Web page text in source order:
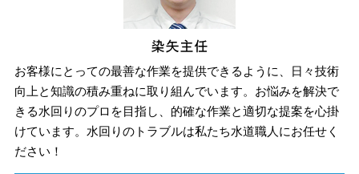
お客様にとっての最善な作業を提供できるように、日々技術
向上と知識の積み重ねに取り組んでいます。お悩みを解決で
きる水回りのプロを目指し、的確な作業と適切な提案を心掛
けています。水回りのトラブルは私たち水道職人にお任せく
ださい！